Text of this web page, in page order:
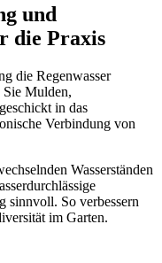
und
die Praxis
die Regenwasser
Mulden,
in das
Verbindung von
Wasserständen
sinnvoll. So verbessern
im Garten.